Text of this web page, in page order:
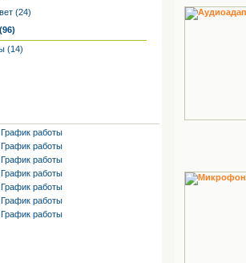
(24)
(14)
График работы
График работы
График работы
График работы
График работы
График работы
График работы